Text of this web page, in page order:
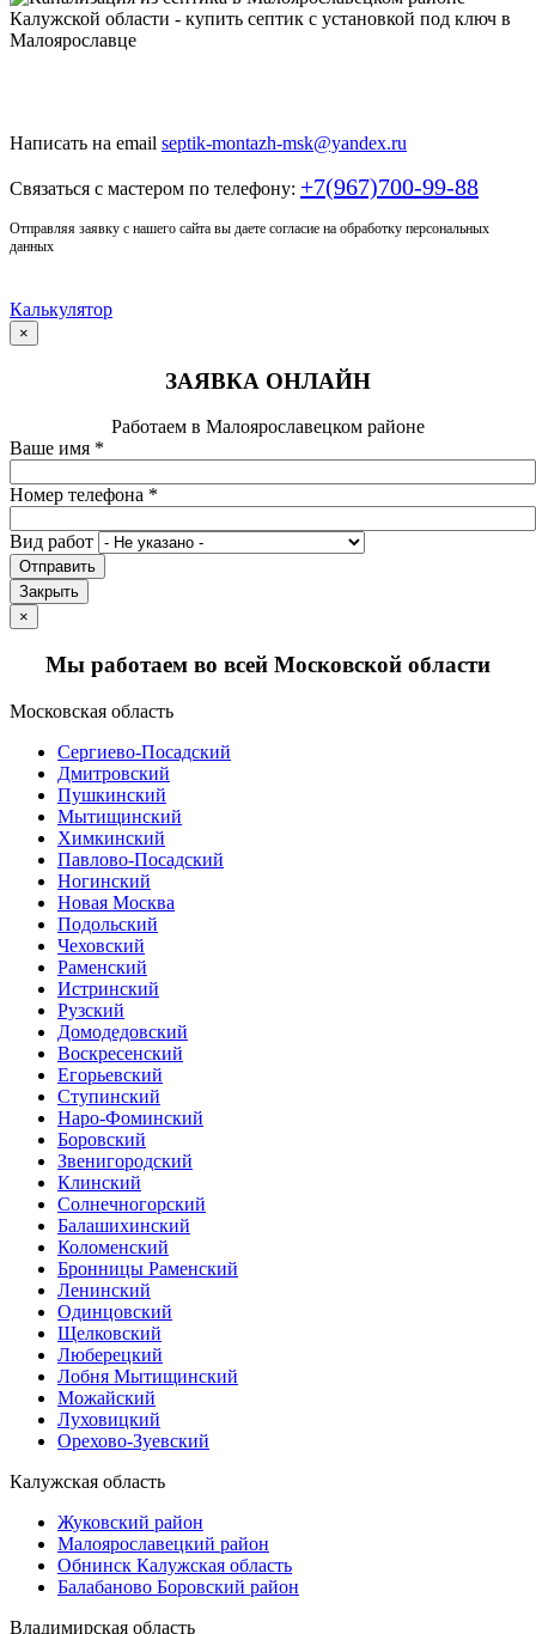
Написать на email septik-montazh-msk@yandex.ru
Связаться с мастером по телефону: +7(967)700-99-88
Отправляя заявку с нашего сайта вы даете согласие на обработку персональных
данных
Калькулятор
×
ЗАЯВКА ОНЛАЙН
Работаем в Малоярославецком районе
Ваше имя *
Номер телефона *
Вид работ
Отправить
Закрыть
×
Мы работаем во всей Московской области
Московская область
Сергиево-Посадский
Дмитровский
Пушкинский
Мытищинский
Химкинский
Павлово-Посадский
Ногинский
Новая Москва
Подольский
Чеховский
Раменский
Истринский
Рузский
Домодедовский
Воскресенский
Егорьевский
Ступинский
Наро-Фоминский
Боровский
Звенигородский
Клинский
Солнечногорский
Балашихинский
Коломенский
Бронницы Раменский
Ленинский
Одинцовский
Щелковский
Люберецкий
Лобня Мытищинский
Можайский
Луховицкий
Орехово-Зуевский
Калужская область
Жуковский район
Малоярославецкий район
Обнинск Калужская область
Балабаново Боровский район
Владимирская область